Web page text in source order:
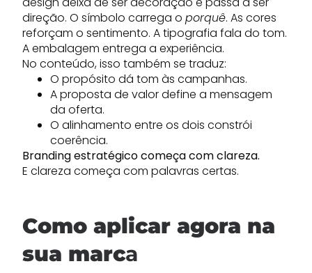
direção. O símbolo carrega o porquê. As cores
reforçam o sentimento. A tipografia fala do tom.
A embalagem entrega a experiência.
No conteúdo, isso também se traduz:
O propósito dá tom às campanhas.
A proposta de valor define a mensagem
da oferta.
O alinhamento entre os dois constrói
coerência.
Branding estratégico começa com clareza.
E clareza começa com palavras certas.
Como aplicar agora na
sua marca